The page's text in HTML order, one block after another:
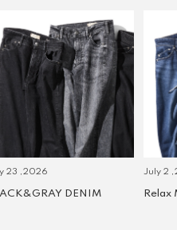
23 ,2026
DENIM
July 2
Relax